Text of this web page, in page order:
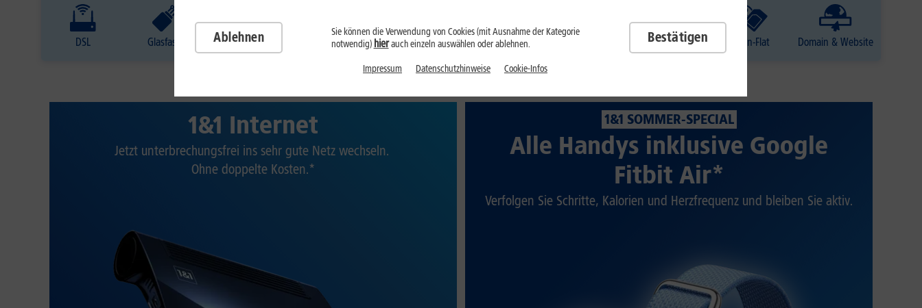
DSL Glasfaser Internet Handys Mobilfunk-Tarife Laptops TV Daten-Flat Domain & Website
1&1 Internet
Jetzt unterbrechungsfrei ins sehr gute Netz wechseln.
Ohne doppelte Kosten.*
1&1 SOMMER-SPECIAL
Alle Handys inklusive Google
Fitbit Air*
Verfolgen Sie Schritte, Kalorien und Herzfrequenz und bleiben Sie aktiv.
Ablehnen
Sie können die Verwendung von Cookies (mit Ausnahme der Kategorie
notwendig) hierauch einzeln auswählen oder ablehnen. Bestätigen
Impressum Datenschutzhinweise Cookie-Infos